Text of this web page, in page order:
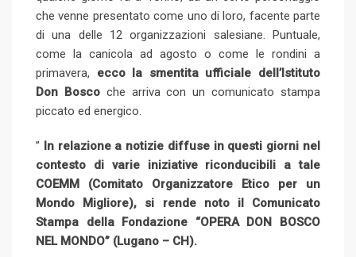
a
l
che venne presentato come uno di loro, facente parte
di una delle 12 organizzazioni salesiane. Puntuale,
come la canicola ad agosto o come le rondini a
primavera, ecco la smentita ufficiale dell’Istituto
Don Boscoche arriva con un comunicato stampa
piccato ed energico.
” In relazione a notizie diffuse in questi giorni nel
contesto di varie iniziative riconducibili a tale
COEMM (Comitato Organizzatore Etico per un
Mondo Migliore), si rende noto il Comunicato
Stampa della Fondazione “OPERA DON BOSCO
NEL MONDO” (Lugano – CH).